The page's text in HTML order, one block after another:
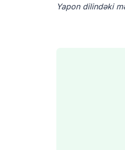
Yapon dilindəki